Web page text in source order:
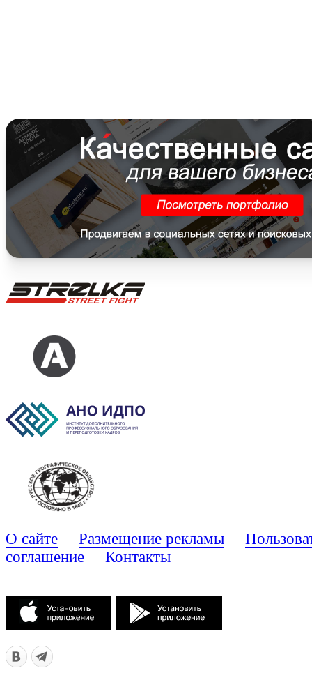
О сайте Размещение рекламы
соглашение
Контакты